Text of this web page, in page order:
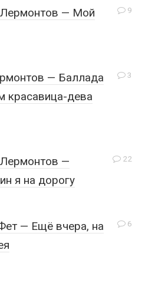
9
— Мой
3
— Баллада
красавица-дева
22
—
я на дорогу
6
— Ещё вчера, на